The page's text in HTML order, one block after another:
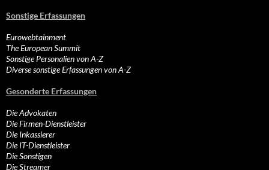
Sonstige Erfassungen
Eurowebtainment
The European Summit
Sonstige Personalien von A-Z
Diverse sonstige Erfassungen von A-Z
Gesonderte Erfassungen
Die Advokaten
Die Firmen-Dienstleister
Die Inkassierer
Die IT-Dienstleister
Die Sonstigen
Die Streamer